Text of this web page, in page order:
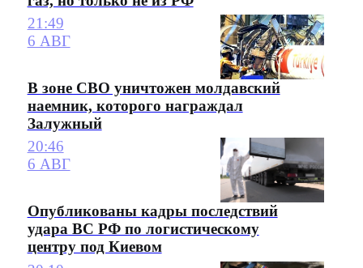
21:49
6 АВГ
В зоне СВО уничтожен молдавский
наемник, которого награждал
Залужный
20:46
6 АВГ
Опубликованы кадры последствий
удара ВС РФ по логистическому
центру под Киевом